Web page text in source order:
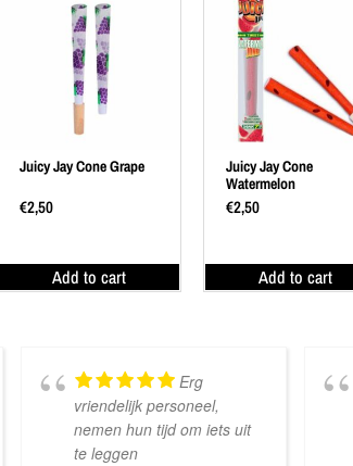
Juicy Jay Cone Grape
€2,50
Add to cart
Juicy Jay Cone
Watermelon
€2,50
Add to cart
Erg
vriendelijk personeel,
nemen hun tijd om iets uit
te leggen